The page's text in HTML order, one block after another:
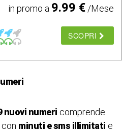
in promo a 9.99 €/Mese
SCOPRI
nuovi numeri comprende
con minuti e sms illimitati e